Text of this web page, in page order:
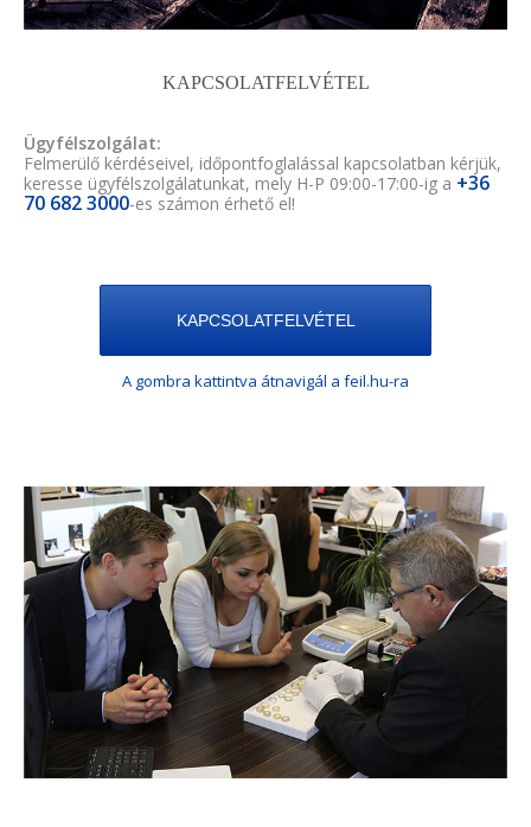
KAPCSOLATFELVÉTEL
Ügyfélszolgálat:
Felmerülő kérdéseivel, időpontfoglalással kapcsolatban kérjük,
keresse ügyfélszolgálatunkat, mely H-P 09:00-17:00-ig a +36
70 682 3000-es számon érhető el!
KAPCSOLATFELVÉTEL
A gombra kattintva átnavigál a feil.hu-ra